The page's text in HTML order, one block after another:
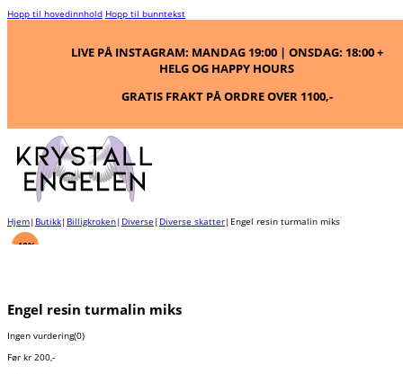
Hopp til hovedinnhold Hopp til bunntekst
LIVE PÅ INSTAGRAM: MANDAG 19:00 | ONSDAG: 18:00 +
HELG OG HAPPY HOURS
GRATIS FRAKT PÅ ORDRE OVER 1100,-
Hjem| Butikk| Billigkroken| Diverse | Diverse skatter| Engel resin turmalin miks
Engel resin turmalin miks
Ingen vurdering(0)
Før kr 200,-
-40%